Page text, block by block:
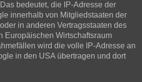
bedeutet, die IP-Adresse der
innerhalb von Mitgliedstaaten der
in anderen Vertragsstaaten des
Europäischen Wirtschaftsraum
wird die volle IP-Adresse an
in den USA übertragen und dort